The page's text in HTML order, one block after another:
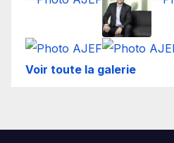
Voir toute la galerie